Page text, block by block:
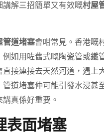
解三招簡單又有效嘅村屋
管道堵塞會咁常見。香港嘅
如用咗舊式嘅陶瓷管或鐵
接連接去天然河道，遇上
道堵塞仲可能引發水浸甚
真係好重要。
表面堵塞